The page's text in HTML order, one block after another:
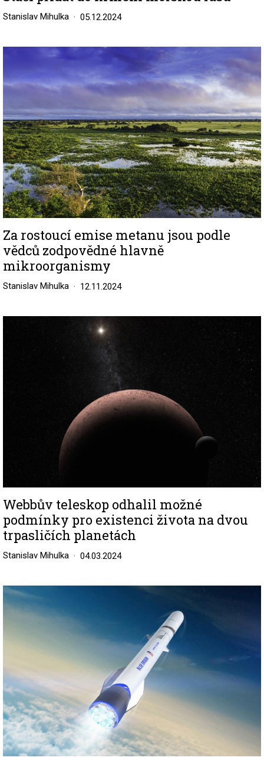
Stanislav Mihulka 05.12.2024
Za rostoucí emise metanu jsou podle
vědců zodpovědné hlavně
mikroorganismy
Stanislav Mihulka 12.11.2024
Webbův teleskop odhalil možné
podmínky pro existenci života na dvou
trpasličích planetách
Stanislav Mihulka 04.03.2024
Image